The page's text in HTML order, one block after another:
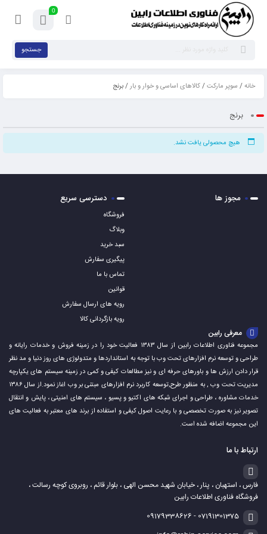
0
جستجو
خانه/ سوپر مارکت/کالاهای اساسی و خوار و بار/ برنج
برنج
هیچ محصولی یافت نشد.
مجوز ها دسترسی سریع
فروشگاه
وبلاگ
سبد خرید
پیگیری سفارش
تماس با ما
قوانین
رویه های ارسال سفارش
رویه بازگردانی کالا
معرفی رابین
مجموعه فناوری اطلاعات رابین از سال ۱۳۸۳ فعالیت خود را در زمینه فروش و خدمات رایانه و
طراحی و توسعه نرم افزارهای تحت وب با توجه به استانداردها و متدولوژی های روز دنیا و مد نظر
قرار دادن ارزش ها و باورهای حرفه ای و نیز مطالعات کیفی و کمی در زمینه سیستم های یکپارچه
مدیریت تحت وب , به منظور طرح,توسعه کاربرد نرم افزارهای مبتنی بر وب اغاز نمود.از سال ۱۳۸۶
خدمات مشاوره ، طراحی و اجرای شبکه های اکتیو و پسیو ، سیستم های امنیتی ، پایش و انتقال
تصویر نیز به صورت تخصصی و با رعایت اصول کیفی و استفاده از برند های معتبر به فعالیت های
این مجموعه اضافه شده است.
ارتباط با ما
فارس ، استهبان ، پنار ، خیابان شهید محسن الهی ، بلوار قائم ، روبروی کوچه رسالت ،
فروشگاه فناوری اطلاعات رابین
07191301375 - 09179338626